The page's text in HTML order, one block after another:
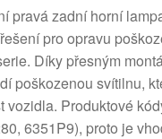
pravá zadní horní
pro opravu
Díky přesným
poškozenou svítilnu,
vozidla. Produktové
6351P9), proto je